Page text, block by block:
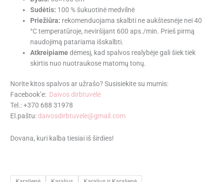
Sudėtis: 100 % šukuotinė medvilnė
Priežiūra: rekomenduojama skalbti ne aukštesnėje nei 40
°C temperatūroje, neviršijant 600 aps./min. Prieš pirmą
naudojimą patariama išskalbti.
Atkreipiamedėmesį, kad spalvos realybėje gali šiek tiek
skirtis nuo nuotraukose matomų tonų.
Norite kitos spalvos ar užrašo? Susisiekite su mumis:
Facebook’e: Daivos dirbtuvėlė
Tel.: +370 688 31978
El.paštu: daivosdirbtuvele@gmail.com
Dovana, kuri kalba tiesiai iš širdies!